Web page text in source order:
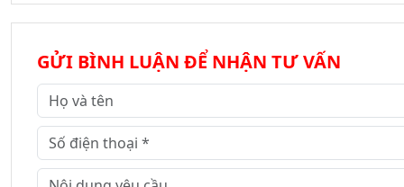
GỬI BÌNH LUẬN ĐỂ NHẬN TƯ VẤN